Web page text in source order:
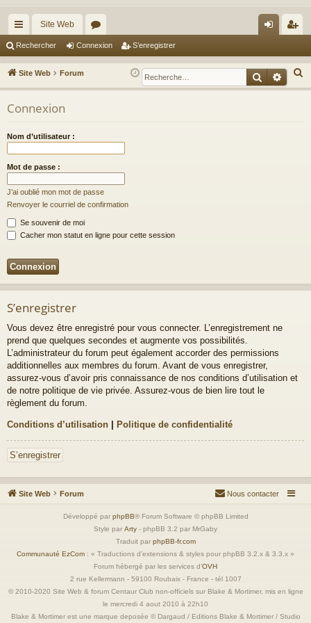
cc
ès
ra
pi
Site Web
or
u
m
ne
xi
nr
eg
Rechercher Connexion S’enregistrer
Site Web Forum
e
Connexion
Nom d’utilisateur :
Mot de passe :
J’ai oublié mon mot de passe
Renvoyer le courriel de confirmation
Se souvenir de moi
Cacher mon statut en ligne pour cette session
S’enregistrer
Vous devez être enregistré pour vous connecter. L’enregistrement ne
prend que quelques secondes et augmente vos possibilités.
L’administrateur du forum peut également accorder des permissions
additionnelles aux membres du forum. Avant de vous enregistrer,
assurez-vous d’avoir pris connaissance de nos conditions d’utilisation et
de notre politique de vie privée. Assurez-vous de bien lire tout le
règlement du forum.
Conditions d’utilisation | Politique de confidentialité
S’enregistrer
Site Web Forum Nous contacter
Développé par phpBB® Forum Software © phpBB Limited
Style par Arty - phpBB 3.2 par MrGaby
Traduit par phpBB-fr.com
Communauté EzCom : « Traductions d'extensions & styles pour phpBB 3.2.x & 3.3.x »
Forum hébergé par les services d’OVH
2 rue Kellermann - 59100 Roubaix - France - tél 1007
© 2010-2020 Site Web & forum Centaur Club non-officiels sur Blake & Mortimer, mis en ligne
le mercredi 4 aout 2010 à 22h10
Blake & Mortimer est une marque deposée © Dargaud / Editions Blake & Mortimer / Studio